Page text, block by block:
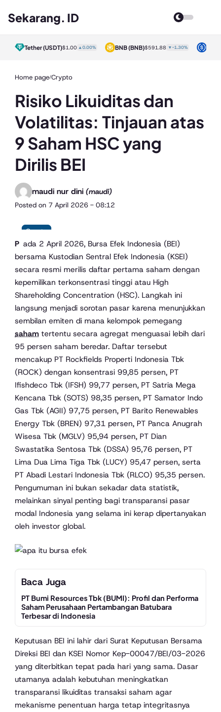
Sekarang. ID
Tether(USDT)$1.00 ▲0.00% BNB(BNB)$591.88 ▼-1.30%
Home page/Crypto
Risiko Likuiditas dan
Volatilitas: Tinjauan atas
9 Saham HSC yang
Dirilis BEI
maudi nur dini (maudi)
Posted on 7 April 2026 - 08:12
Crypto
Pada 2 April 2026, Bursa Efek Indonesia (BEI)
bersama Kustodian Sentral Efek Indonesia (KSEI)
secara resmi merilis daftar pertama saham dengan
kepemilikan terkonsentrasi tinggi atau High
Shareholding Concentration (HSC). Langkah ini
langsung menjadi sorotan pasar karena menunjukkan
sembilan emiten di mana kelompok pemegang
saham tertentu secara agregat menguasai lebih dari
95 persen saham beredar. Daftar tersebut
mencakup PT Rockfields Properti Indonesia Tbk
(ROCK) dengan konsentrasi 99,85 persen, PT
Ifishdeco Tbk (IFSH) 99,77 persen, PT Satria Mega
Kencana Tbk (SOTS) 98,35 persen, PT Samator Indo
Gas Tbk (AGII) 97,75 persen, PT Barito Renewables
Energy Tbk (BREN) 97,31 persen, PT Panca Anugrah
Wisesa Tbk (MGLV) 95,94 persen, PT Dian
Swastatika Sentosa Tbk (DSSA) 95,76 persen, PT
Lima Dua Lima Tiga Tbk (LUCY) 95,47 persen, serta
PT Abadi Lestari Indonesia Tbk (RLCO) 95,35 persen.
Pengumuman ini bukan sekadar data statistik,
melainkan sinyal penting bagi transparansi pasar
modal Indonesia yang selama ini kerap dipertanyakan
oleh investor global.
Baca Juga
PT Bumi Resources Tbk (BUMI): Profil dan Performa
Saham Perusahaan Pertambangan Batubara
Terbesar di Indonesia
Keputusan BEI ini lahir dari Surat Keputusan Bersama
Direksi BEI dan KSEI Nomor Kep-00047/BEI/03-2026
yang diterbitkan tepat pada hari yang sama. Dasar
utamanya adalah kebutuhan meningkatkan
transparansi likuiditas transaksi saham agar
mekanisme penentuan harga tetap integritasnya